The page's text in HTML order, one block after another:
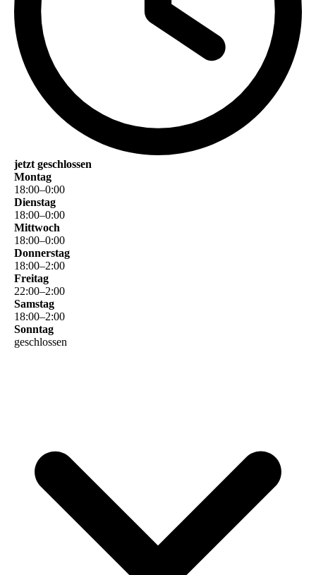
jetzt geschlossen
Montag
18:00–0:00
Dienstag
18:00–0:00
Mittwoch
18:00–0:00
Donnerstag
18:00–2:00
Freitag
22:00–2:00
Samstag
18:00–2:00
Sonntag
geschlossen